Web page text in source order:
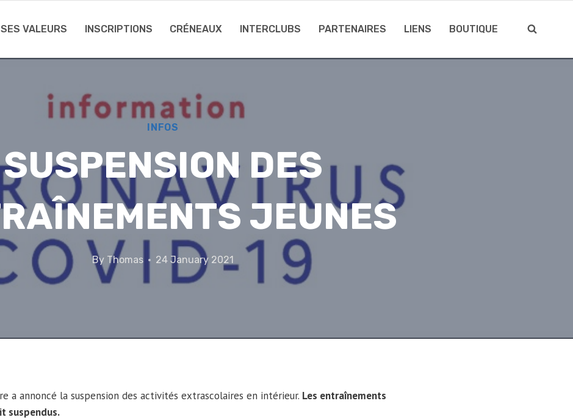
VALEURS INSCRIPTIONS CRÉNEAUX INTERCLUBS PARTENAIRES LIENS BOUTIQUE
INFOS
SUSPENSION DES
JEUNES
By Thomas 24 January 2021
a annoncé la suspension des activités extrascolaires en intérieur. Les entraînements
suspendus.